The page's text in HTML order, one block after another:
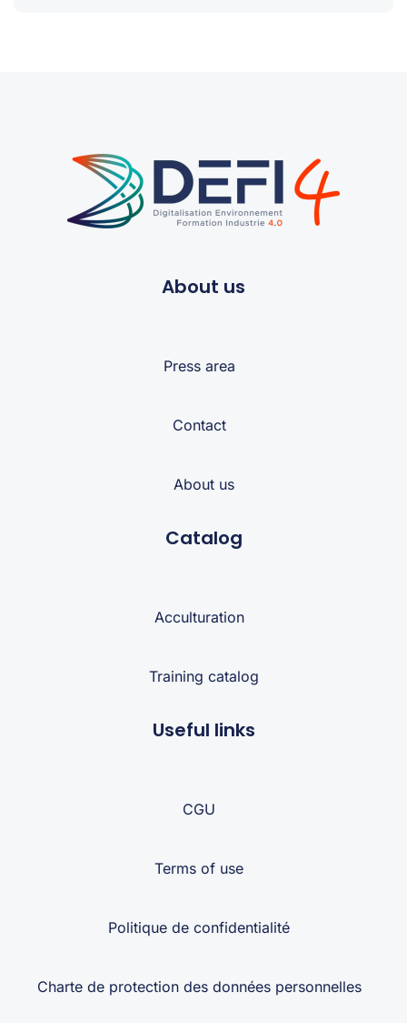
About us
Press area
Contact
About us
Catalog
Acculturation
Training catalog
Useful links
CGU
Terms of use
Politique de confidentialité
Charte de protection des données personnelles